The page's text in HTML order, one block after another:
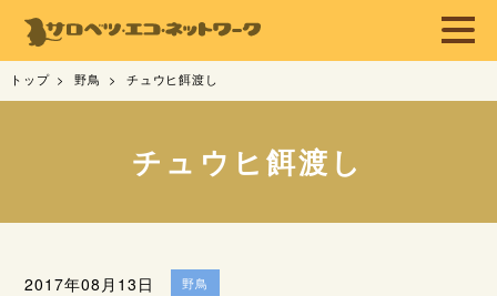
トップ 野鳥 チュウヒ餌渡し
チュウヒ餌渡し
2017年08月13日 野鳥